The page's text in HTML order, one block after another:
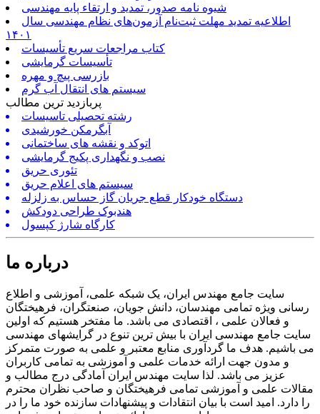
شیوه نامه صدور، تمدید و ارتقاء پایه مهندسی
اطلاعیه تمدید مهلت ثبت‌نام آزمون‌های نظام مهندسی سال
۱۴۰۱
کتاب مراجعات سریع تأسیسات
تأسیسات گرمایشی
بازرسی پیچ و مهره
سیستم های انتقال آب گرم
پربازدید ترین مطالب
رشته تحصیلی تاسیسات
آبگرمکن خورشیدی
اتوکد و نقشه های ساختمانی
نصب و نگهداری پکیج گرمایشی
تئوری حریق
سیستم های اعلام حریق
دستگاه خودکار قطع جریان گاز حساس به زلزله
هندبوک طراحی دودکش
کارگاه شارژ کپسول
درباره ما
سایت جامع مهندس ایران، یک شبکه علمی، آموزشی و اطلاع
رسانی ویژه تمامی مهندسان، دانش جویان، صنعتگران، فرهیختگان
و فعالان علمی ، اقتصادی می باشد. ما مفتخر هستیم که اولین
سایت جامع مهندسی ایران با بیش ترین تنوع در گرایشهای مهندسی
می باشیم. هدف ما گردآوری منابع معتبر و علمی به صورت متمرکز
و مدون جهت ارائه خدمات علمی و آموزشی به تمامی کاربران
عزیز می باشد. لذا سایت مهندس ایران آمادگی درج مطالب و
مقالات علمی و آموزشی تمامی فرهیختگان و صاحب نظران محترم
را دارد. امید است با بیان انتقادات و پیشنهادات سازنده خود ما را در